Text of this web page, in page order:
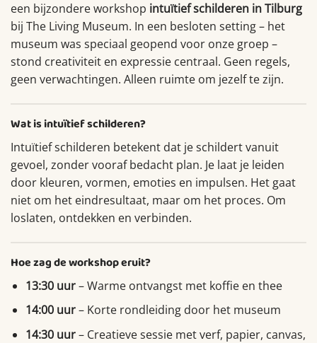
een bijzondere workshop intuïtief schilderen in Tilburg
bij The Living Museum. In een besloten setting – het
museum was speciaal geopend voor onze groep –
stond creativiteit en expressie centraal. Geen regels,
geen verwachtingen. Alleen ruimte om jezelf te zijn.
Wat is intuïtief schilderen?
Intuïtief schilderen betekent dat je schildert vanuit
gevoel, zonder vooraf bedacht plan. Je laat je leiden
door kleuren, vormen, emoties en impulsen. Het gaat
niet om het eindresultaat, maar om het proces. Om
loslaten, ontdekken en verbinden.
Hoe zag de workshop eruit?
13:30 uur– Warme ontvangst met koffie en thee
14:00 uur– Korte rondleiding door het museum
14:30 uur– Creatieve sessie met verf, papier, canvas,